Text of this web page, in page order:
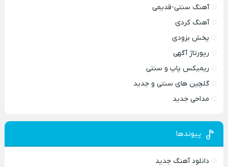
آهنگ سنتی-قدیمی
آهنگ کردی
پخش بزودی
رپورتاژ آگهی
ریمیکس پاپ و سنتی
گلچین های سنتی و جدید
مداحی جدید
پیوندها
دانلود آهنگ جدید